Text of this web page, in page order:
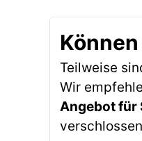
Teilweise
Wir
Angebot für